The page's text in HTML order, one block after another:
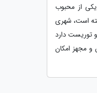
از محبوب
است، شهری
و توریست دارد
و مجهز امکان